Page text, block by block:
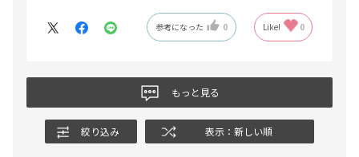
参考になった 0 Like! 0
もっと見る
絞り込み 表示：新しい順